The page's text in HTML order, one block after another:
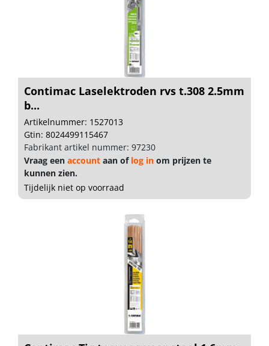
Contimac Laselektroden rvs t.308 2.5mm
b...
Artikelnummer: 1527013
Gtin: 8024499115467
Fabrikant artikel nummer: 97230
Vraag een account aan of log in om prijzen te
kunnen zien.
Tijdelijk niet op voorraad